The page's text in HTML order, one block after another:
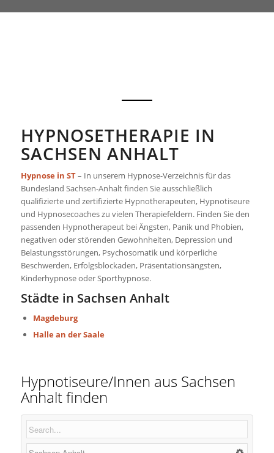
HYPNOSETHERAPIE IN
SACHSEN ANHALT
Hypnose in ST– In unserem Hypnose-Verzeichnis für das
Bundesland Sachsen-Anhalt finden Sie ausschließlich
qualifizierte und zertifizierte Hypnotherapeuten, Hypnotiseure
und Hypnosecoaches zu vielen Therapiefeldern. Finden Sie den
passenden Hypnotherapeut bei Ängsten, Panik und Phobien,
negativen oder störenden Gewohnheiten, Depression und
Belastungsstörungen, Psychosomatik und körperliche
Beschwerden, Erfolgsblockaden, Präsentationsängsten,
Kinderhypnose oder Sporthypnose.
Städte in Sachsen Anhalt
Magdeburg
Halle an der Saale
Hypnotiseure/Innen aus Sachsen
Anhalt finden